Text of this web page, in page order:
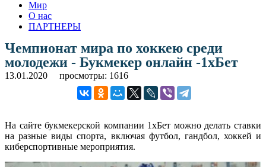
Мир
О нас
ПАРТНЕРЫ
Чемпионат мира по хоккею среди
молодежи - Букмекер онлайн -1хБет
13.01.2020 просмотры: 1616
На сайте букмекерской компании 1хБет можно делать ставки
на разные виды спорта, включая футбол, гандбол, хоккей и
киберспортивные мероприятия.